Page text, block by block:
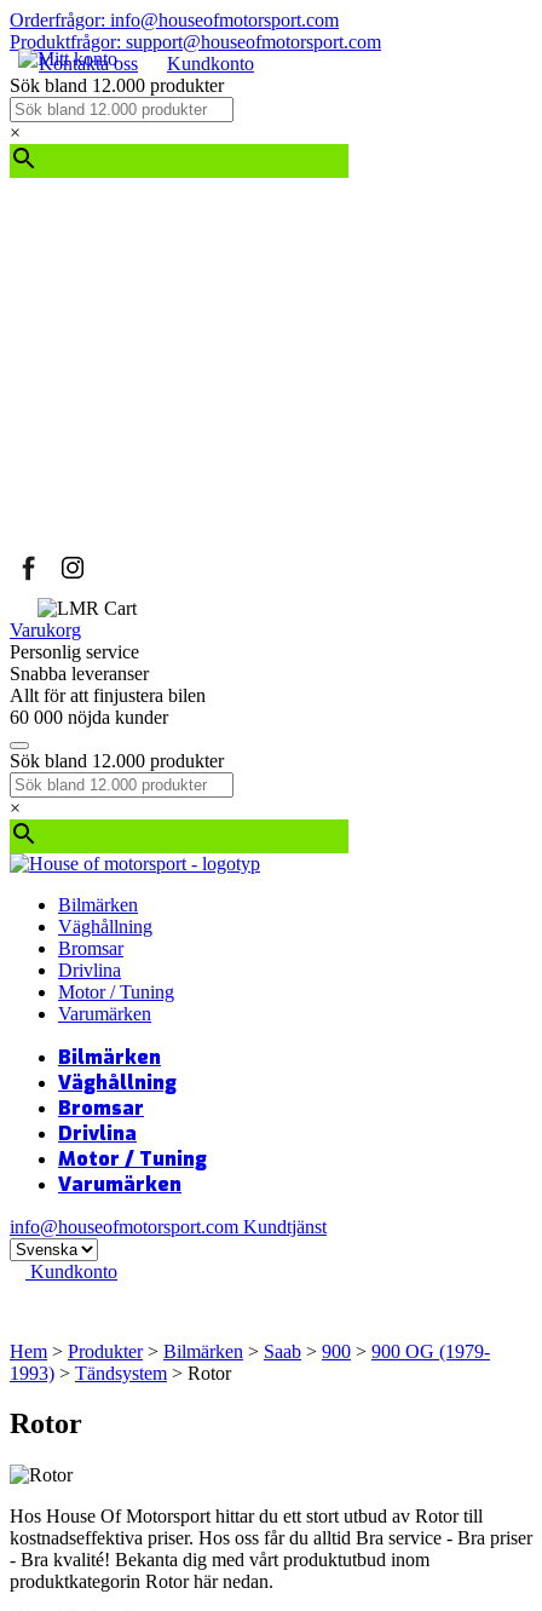
Orderfrågor: info@houseofmotorsport.com
Produktfrågor: support@houseofmotorsport.com
Kontakta oss
Kundkonto
Sök bland 12.000 produkter
×
Varukorg
Personlig service
Snabba leveranser
Allt för att finjustera bilen
60 000 nöjda kunder
Sök bland 12.000 produkter
×
Bilmärken
Väghållning
Bromsar
Drivlina
Motor / Tuning
Varumärken
Bilmärken
Väghållning
Bromsar
Drivlina
Motor / Tuning
Varumärken
info@houseofmotorsport.com Kundtjänst
Kundkonto
Hem > Produkter> Bilmärken > Saab > 900 > 900 OG (1979-
1993) > Tändsystem > Rotor
Rotor
Hos House Of Motorsport hittar du ett stort utbud av Rotor till
kostnadseffektiva priser. Hos oss får du alltid Bra service - Bra priser
- Bra kvalité! Bekanta dig med vårt produktutbud inom
produktkategorin Rotor här nedan.